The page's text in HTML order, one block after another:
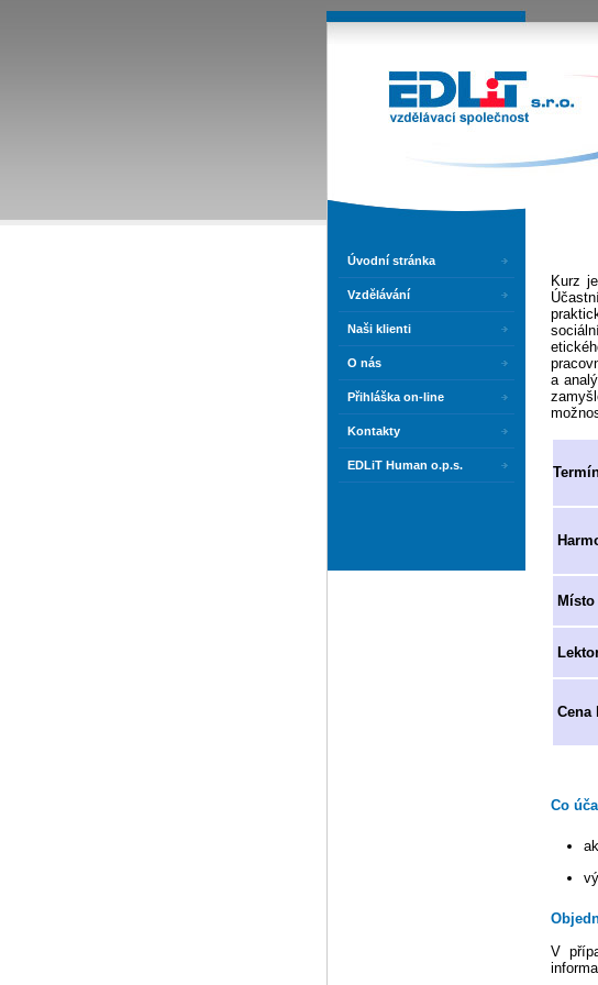
EDLiT s.r.o. -
personální
vzdělávací
Úvodní stránka
Vzdělávání
Naši klienti
O nás
Přihláška on-line
Kontakty
EDLiT Human o.p.s.
Kurz
a
Cena
Co
V